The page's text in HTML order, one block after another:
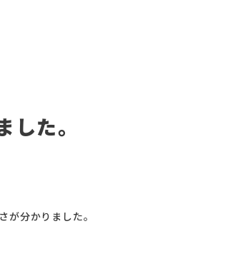
た。
が分かりました。